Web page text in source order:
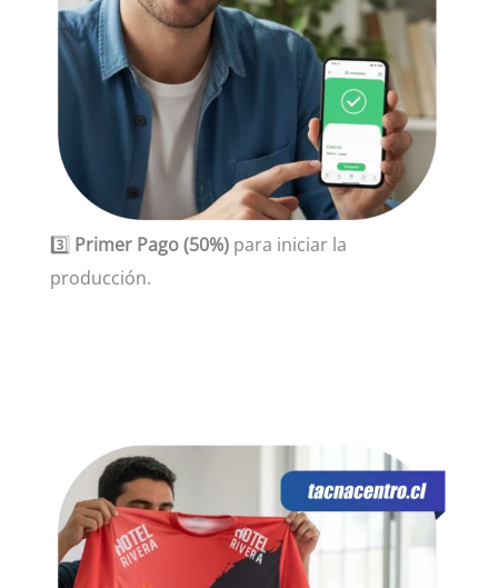
3️⃣ Primer Pago (50%)para iniciar la
producción.